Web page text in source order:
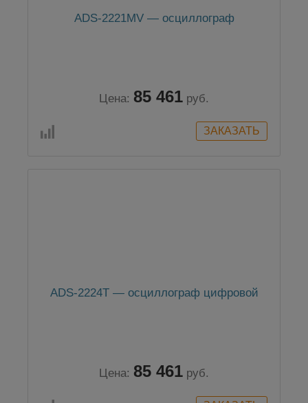
ADS-2221MV — осциллограф
Цена: 85 461 руб.
ADS-2224T — осциллограф цифровой
Цена: 85 461 руб.